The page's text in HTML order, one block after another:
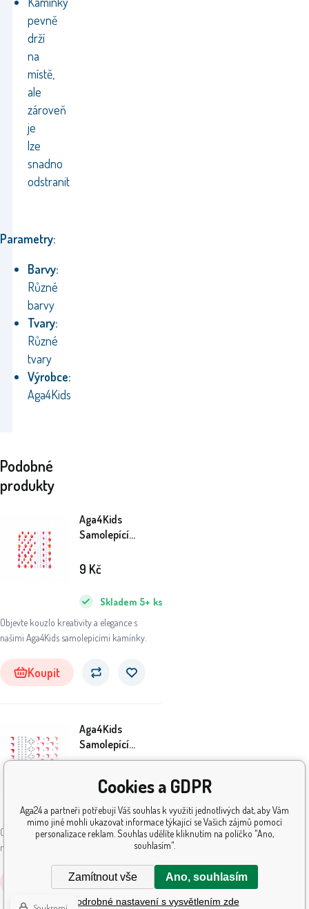
pevně
drží
na
místě,
ale
zároveň
je
lze
snadno
odstranit
Parametry:
Barvy:
Různé
barvy
Tvary:
Různé
tvary
Výrobce:
Aga4Kids
Podobné
produkty
Aga4Kids
Samolepící
Objevte kouzlo kreativity a elegance s
našimi Aga4Kids samolepícími kamínky.
Skladem 5+ ks
9 Kč
Koupit
Aga4Kids
Samolepící
kamínky DS8111-
Objevte kouzlo kreativity a elegance s
našimi Aga4Kids samolepícími kamínky.
Skladem 5+ ks
KčCookies a GDPR
Aga24 a partneři potřebují Váš souhlas k využití jednotlivých dat, aby Vám
mimo jiné mohli ukazovat informace týkající se Vašich zájmů pomocí
personalizace reklam. Souhlas udělíte kliknutím na políčko "Ano,
souhlasím".
Zamítnout vše Ano, souhlasím
Podrobné nastavení s vysvětlením zde